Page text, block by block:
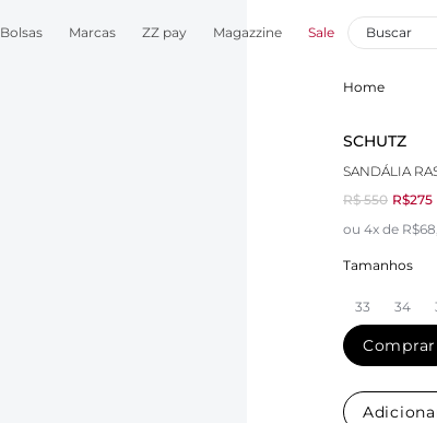
Bolsas Marcas ZZ pay Magazzine Sale
Home
SCHUTZ
SANDÁLIA
R$ 550 R$275
ou 4x de
Tamanhos
33 34
Comprar